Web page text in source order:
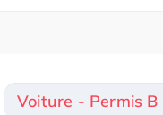
Voiture - Permis